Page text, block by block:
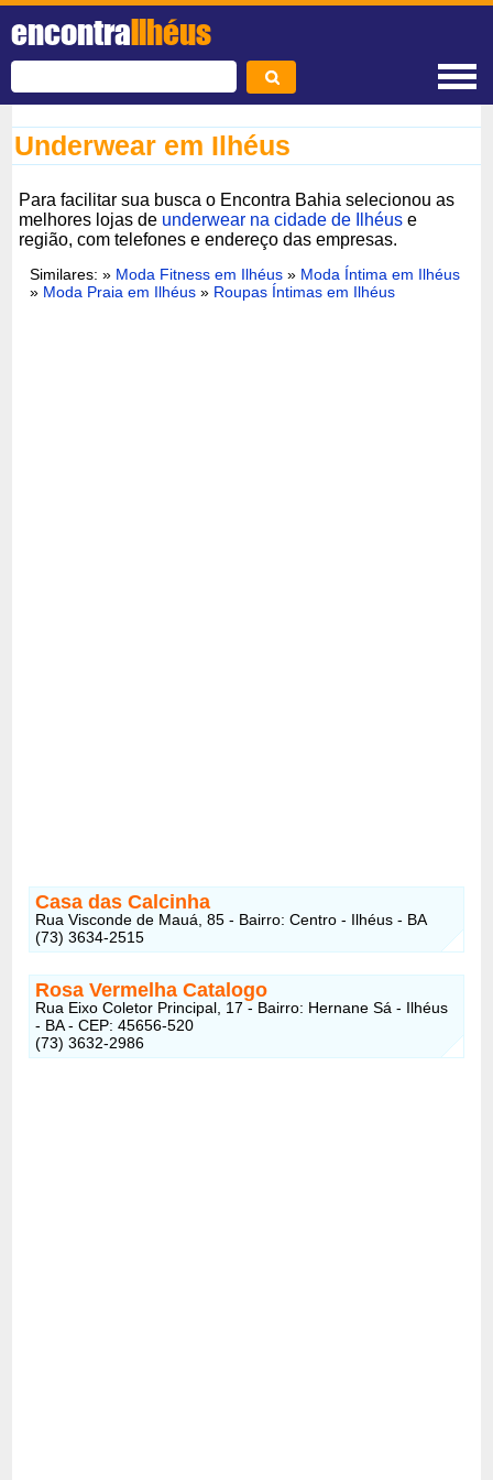
encontraIlhéus
Underwear em Ilhéus
Para facilitar sua busca o Encontra Bahia selecionou as
melhores lojas de underwear na cidade de Ilhéus e
região, com telefones e endereço das empresas.
Similares: » Moda Fitness em Ilhéus » Moda Íntima em Ilhéus
» Moda Praia em Ilhéus » Roupas Íntimas em Ilhéus
Casa das Calcinha
Rua Visconde de Mauá, 85 - Bairro: Centro - Ilhéus - BA
(73) 3634-2515
Rosa Vermelha Catalogo
Rua Eixo Coletor Principal, 17 - Bairro: Hernane Sá - Ilhéus
- BA - CEP: 45656-520
(73) 3632-2986